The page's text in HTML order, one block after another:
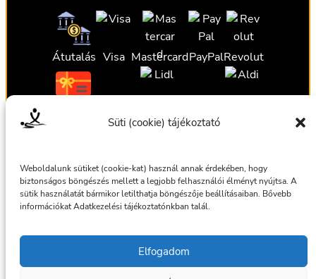
Süti (cookie) tájékoztató
Weboldalunk sütiket (cookie-kat) használ annak érdekében, hogy
biztonságos böngészés mellett a legjobb felhasználói élményt nyújtsa. A
sütik használatát bármikor letilthatja böngészője beállításaiban. Bővebb
információkat Adatkezelési tájékoztatónkban talál.
Elfogadom
Átutalás Visa MastercardPayPalRevolut
Ajándékutalvány
Ajándékutalvány
Általános szerződési feltételek
Adatkezelési tájékoztató